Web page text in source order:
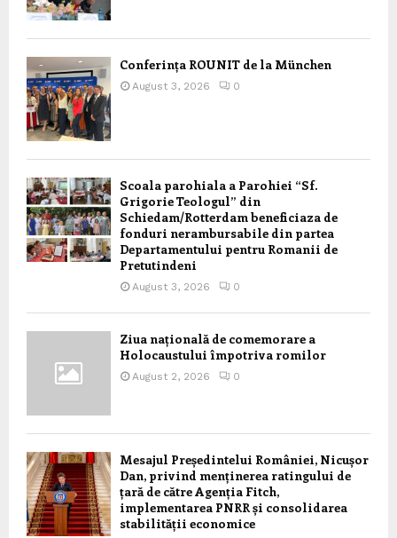
Conferința ROUNIT de la München
August 3, 2026 0
Scoala parohiala a Parohiei “Sf.
Grigorie Teologul” din
Schiedam/Rotterdam beneficiaza de
fonduri nerambursabile din partea
Departamentului pentru Romanii de
Pretutindeni
August 3, 2026 0
Ziua națională de comemorare a
Holocaustului împotriva romilor
August 2, 2026 0
Mesajul Președintelui României, Nicușor
Dan, privind menținerea ratingului de
țară de către Agenția Fitch,
implementarea PNRR și consolidarea
stabilității economice